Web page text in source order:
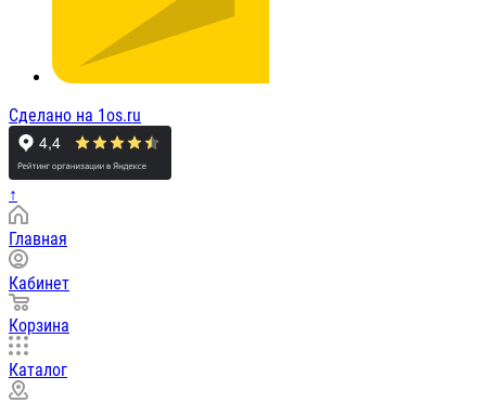
Сделано на 1os.ru
↑
Главная
Кабинет
Корзина
Каталог